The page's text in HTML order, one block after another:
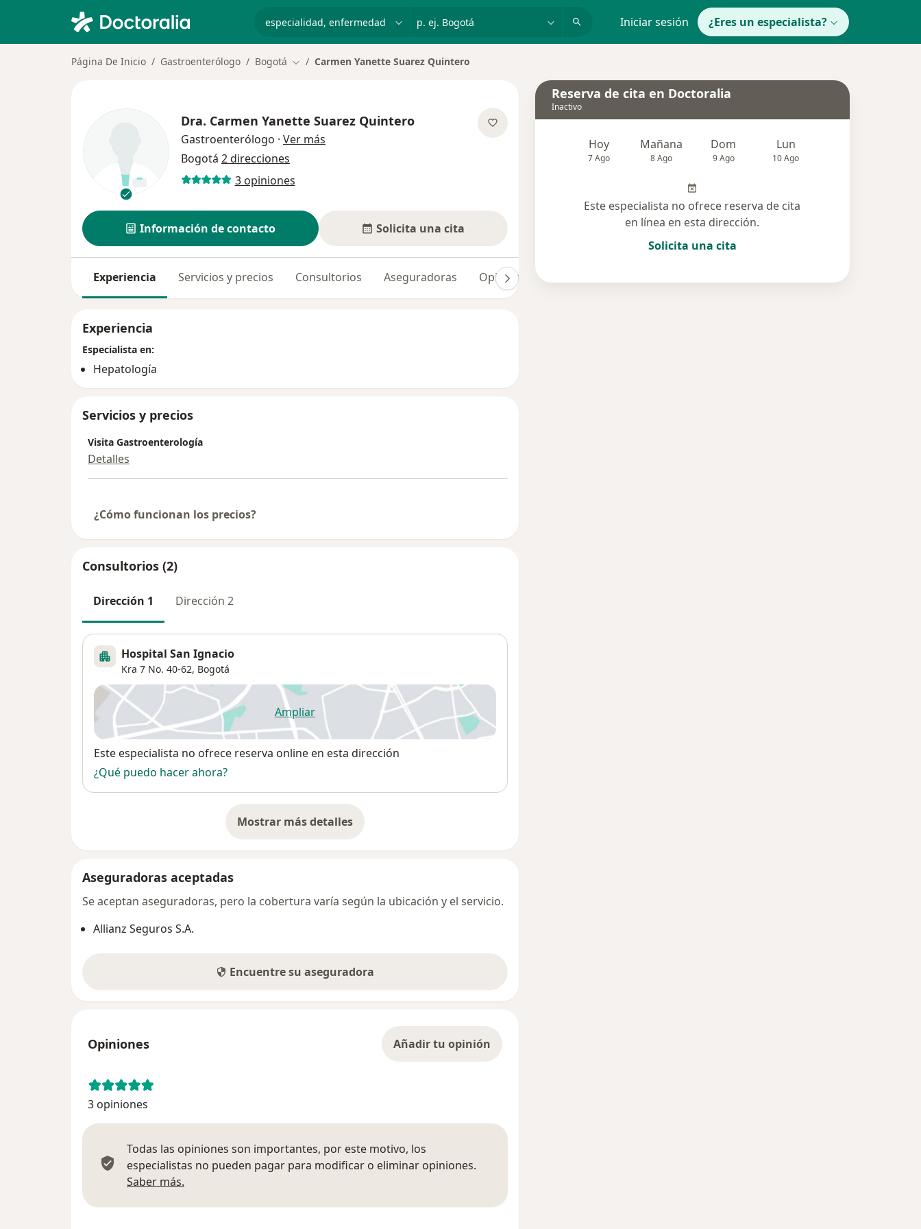
p. ej. Bogotá Iniciar sesión ¿Eres un especialista?
Página De Inicio Gastroenterólogo Bogotá Cambiar de ciudad
Carmen Yanette Suarez Quintero
Dra. Carmen Yanette Suarez Quintero
Gastroenterólogo · Ver más
Bogotá 2 direcciones
3 opiniones
Información de contacto Solicita una cita
Experiencia Servicios y precios Consultorios Aseguradoras Opiniones (3)
Experiencia
Especialista en:
Hepatología
Servicios y precios
Visita Gastroenterología
Detalles
¿Cómo funcionan los precios?
Consultorios (2)
Dirección 1 Dirección 2
Hospital San Ignacio
Kra 7 No. 40-62, Bogotá
Ampliarse abre en una nueva pestaña
Disponibilidad
Este especialista no ofrece reserva online en esta dirección
¿Qué puedo hacer ahora?
Mostrar más detalles
sobre la dirección
Aseguradoras aceptadas
Se aceptan aseguradoras, pero la cobertura varía según la ubicación y el servicio.
Allianz Seguros S.A.
Encuentre su aseguradora
Opiniones Añadir tu opinión
3 opiniones
Todas las opiniones son importantes, por este motivo, los
especialistas no pueden pagar para modificar o eliminar opiniones.
Saber más.
Reserva de cita en Doctoralia
Inactivo
Hoy
7 Ago
Mañana
8 Ago
Dom
9 Ago
Lun
10 Ago
Este especialista no ofrece reserva de cita
en línea en esta dirección.
Solicita una cita